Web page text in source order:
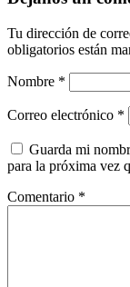
Tu dirección de
obligatorios están
Nombre *
Correo electrónico *
Guarda mi
para la próxima vez
Comentario *